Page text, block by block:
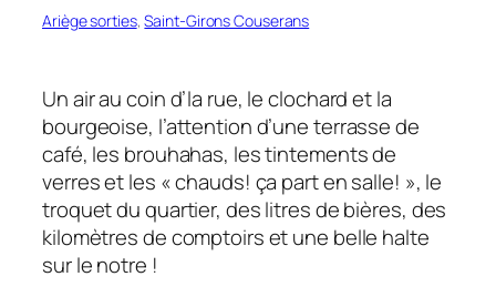
Ariège sorties, Saint-Girons Couserans
Un air au coin d’la rue, le clochard et la
bourgeoise, l’attention d’une terrasse de
café, les brouhahas, les tintements de
verres et les « chauds! ça part en salle! », le
troquet du quartier, des litres de bières, des
kilomètres de comptoirs et une belle halte
sur le notre !